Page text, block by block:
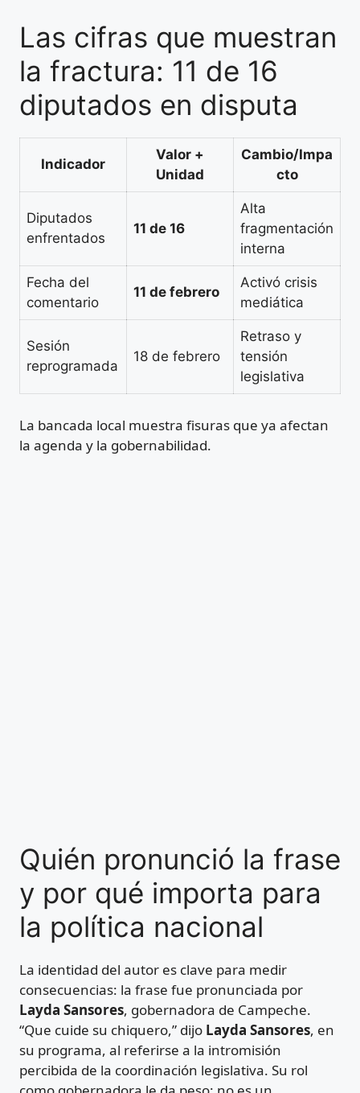
Las cifras que muestran
la fractura: 11 de 16
diputados en disputa
Indicador
Valor +
Unidad
Cambio/Impa
cto
Diputados
enfrentados
11 de 16
Alta
fragmentación
interna
Fecha del
comentario
11 de febrero
Activó crisis
mediática
Sesión
reprogramada
18 de febrero
Retraso y
tensión
legislativa
La bancada local muestra fisuras que ya afectan
la agenda y la gobernabilidad.
Quién pronunció la frase
y por qué importa para
la política nacional
La identidad del autor es clave para medir
consecuencias: la frase fue pronunciada por
Layda Sansores, gobernadora de Campeche.
“Que cuide su chiquero,” dijo Layda Sansores, en
su programa, al referirse a la intromisión
percibida de la coordinación legislativa. Su rol